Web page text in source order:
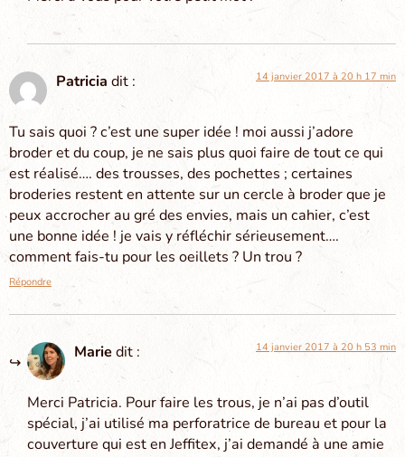
Patricia dit : 14 janvier 2017 à 20 h 17 min
Tu sais quoi ? c’est une super idée ! moi aussi j’adore
broder et du coup, je ne sais plus quoi faire de tout ce qui
est réalisé…. des trousses, des pochettes ; certaines
broderies restent en attente sur un cercle à broder que je
peux accrocher au gré des envies, mais un cahier, c’est
une bonne idée ! je vais y réfléchir sérieusement….
comment fais-tu pour les oeillets ? Un trou ?
Répondre
Mariedit : 14 janvier 2017 à 20 h 53 min
Merci Patricia. Pour faire les trous, je n’ai pas d’outil
spécial, j’ai utilisé ma perforatrice de bureau et pour la
couverture qui est en Jeffitex, j’ai demandé à une amie